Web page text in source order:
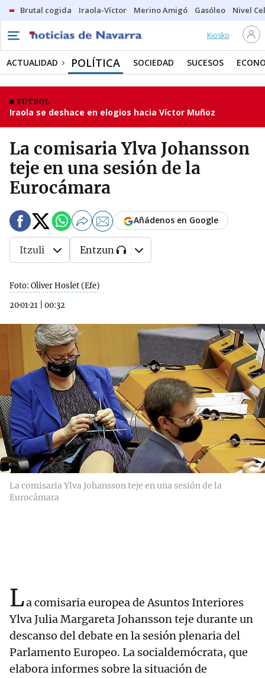
Brutal cogida Iraola-Víctor Merino Amigó Gasóleo Nivel
Kiosko
ACTUALIDAD POLÍTICA SOCIEDAD SUCESOS
FÚTBOL
Iraola se deshace en elogios hacia Víctor Muñoz
La comisaria Ylva Johansson
teje en una sesión de la
Eurocámara
Foto: Oliver Hoslet (Efe)
20·01·21
00:32
Añádenos en Google
Itzuli Entzun
La comisaria Ylva Johansson teje en una sesión de la
Eurocámara
La comisaria europea de Asuntos Interiores
Ylva Julia Margareta Johansson teje durante un
descanso del debate en la sesión plenaria del
Parlamento Europeo. La socialdemócrata, que
elabora informes sobre la situación de